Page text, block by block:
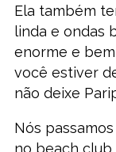
Ela também
linda e ondas
enorme e
você estiver
não deixe
Nós
no beach club